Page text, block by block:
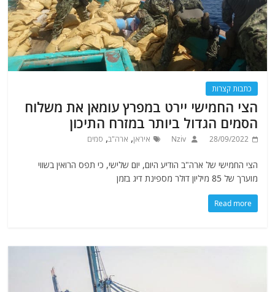
כתבות קצרות
הצי החמישי יירט במפרץ עומאן את משלוח
הסמים הגדול ביותר במזרח התיכון
28/09/2022
Nziv איראן, ארה"ב, סמים
הצי החמישי של ארה"ב הודיע ​​היום, יום שלישי, כי תפס הרואין בשווי
מוערך של 85 מיליון דולר מספינת דיג בזמן
Read more